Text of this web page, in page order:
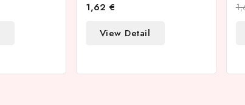
1,62 €
View Detail